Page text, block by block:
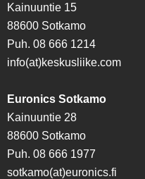
Kainuuntie 15
88600 Sotkamo
Puh. 08 666 1214
info(at)keskusliike.com
Euronics Sotkamo
Kainuuntie 28
88600 Sotkamo
Puh. 08 666 1977
sotkamo(at)euronics.fi